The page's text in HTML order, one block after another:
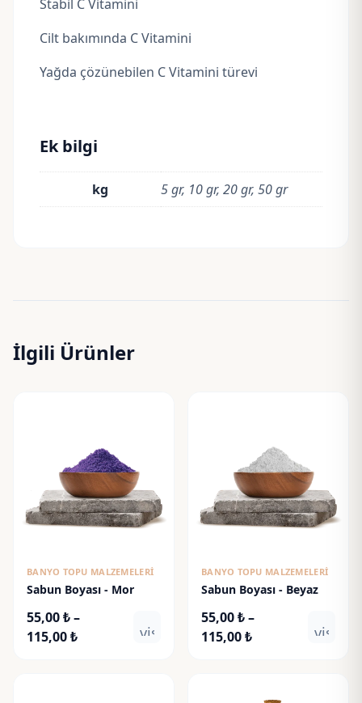
Stabil C Vitamini
Cilt bakımında C Vitamini
Yağda çözünebilen C Vitamini türevi
Ek bilgi
kg 5 gr, 10 gr, 20 gr, 50 gr
İlgili Ürünler
BANYO TOPU MALZEMELERI
Sabun Boyası - Mor
55,00₺–
115,00₺Fiyat
visibility
BANYO TOPU MALZEMELERI
Sabun Boyası - Beyaz
55,00₺–
115,00₺Fiyat